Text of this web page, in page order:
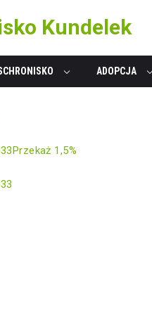
Kundelek
ADOPCJA
Przekaż 1,5%